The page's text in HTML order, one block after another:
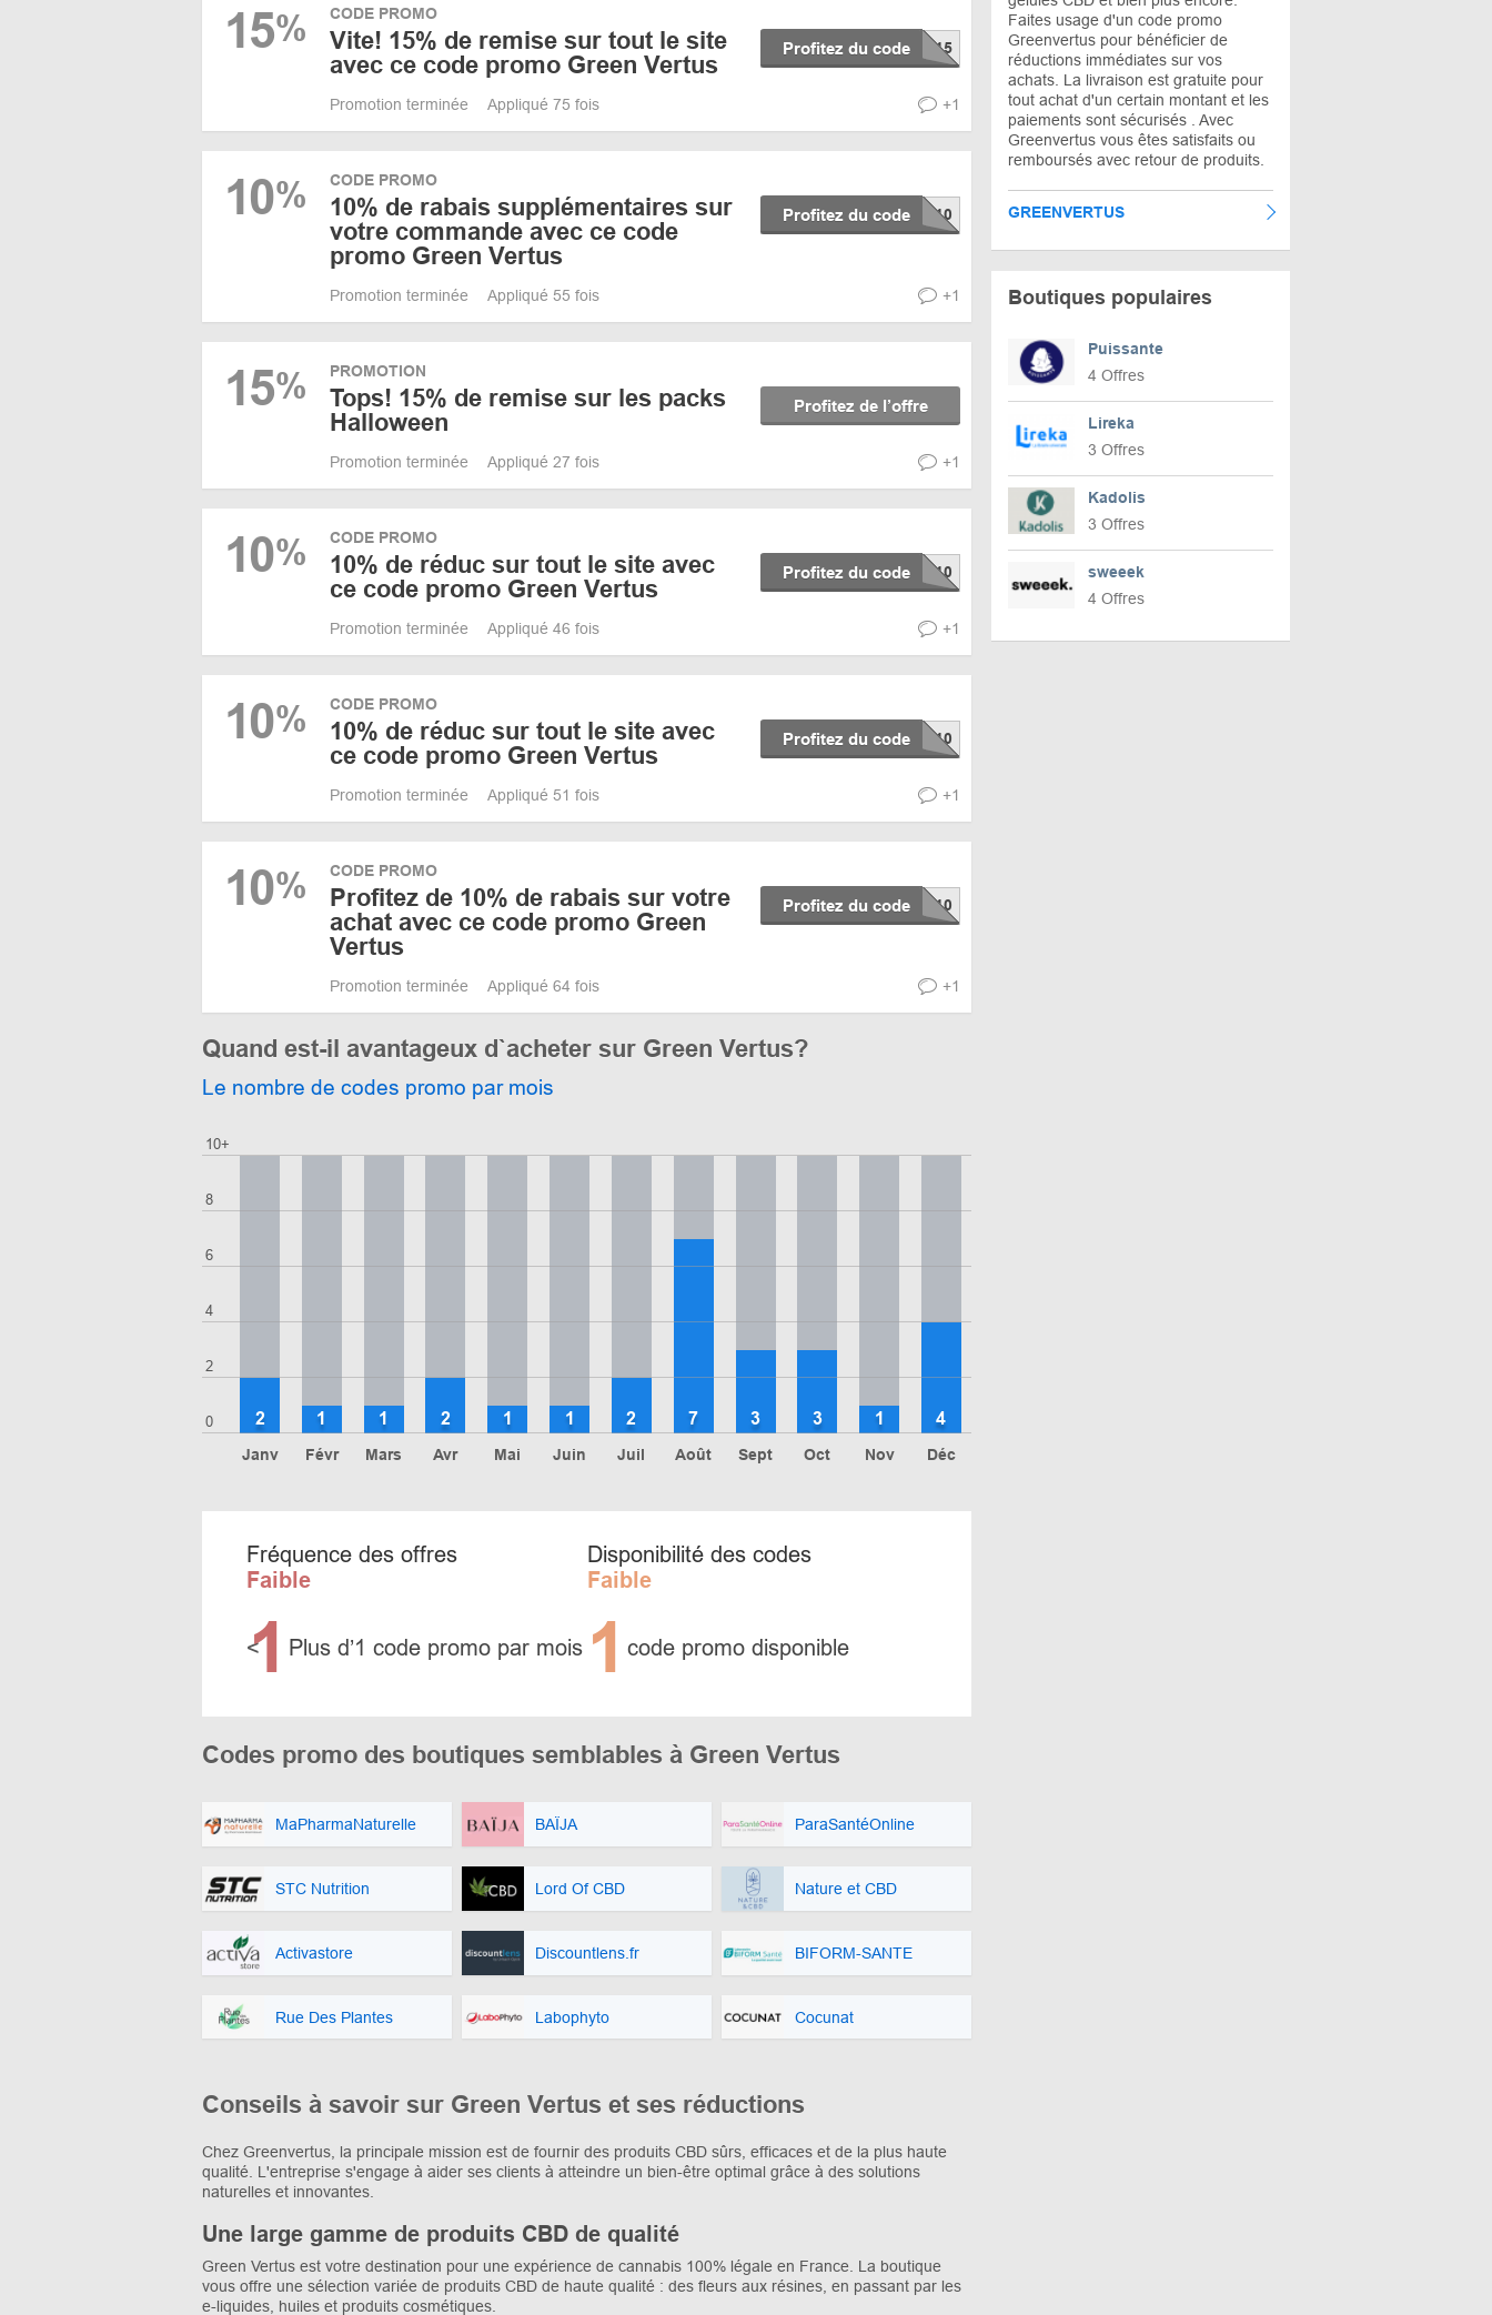
15% CODE PROMO
Vite! 15% de remise sur tout le site
avec ce code promo Green Vertus
Profitez du code
Promotion terminée Appliqué 75 fois +1
10% CODE PROMO
10% de rabais supplémentaires sur
votre commande avec ce code
promo Green Vertus
Profitez du code
Promotion terminée Appliqué 55 fois +1
15% PROMOTION
Tops! 15% de remise sur les packs
Halloween
Profitez de l’offre
Promotion terminée Appliqué 27 fois +1
10% CODE PROMO
10% de réduc sur tout le site avec
ce code promo Green Vertus
Profitez du code
Promotion terminée Appliqué 46 fois +1
10% CODE PROMO
10% de réduc sur tout le site avec
ce code promo Green Vertus
Profitez du code
Promotion terminée Appliqué 51 fois +1
10% CODE PROMO
Profitez de 10% de rabais sur votre
achat avec ce code promo Green
Vertus
Profitez du code
Promotion terminée Appliqué 64 fois +1
Quand est-il avantageux d`acheter sur Green Vertus?
Le nombre de codes promo par mois
0
2
4
6
8
10+
Janv
2
Févr
1
Mars
1
Avr
2
Mai
1
Juin
1
Juil
2
Août
7
Sept
3
Oct
3
Nov
1
Déc
4
Fréquence des offres
Faible
<
1 Plus d’1 code promo par mois
Disponibilité des codes
Faible
1 code promo disponible
Codes promo des boutiques semblables à Green Vertus
MaPharmaNaturelle BAÏJA ParaSantéOnline
STC Nutrition Lord Of CBD Nature et CBD
Activastore Discountlens.fr BIFORM-SANTE
Rue Des Plantes Labophyto Cocunat
Conseils à savoir sur Green Vertus et ses réductions
Chez Greenvertus, la principale mission est de fournir des produits CBD sûrs, efficaces et de la plus haute
qualité. L'entreprise s'engage à aider ses clients à atteindre un bien-être optimal grâce à des solutions
naturelles et innovantes.
Une large gamme de produits CBD de qualité
Green Vertus est votre destination pour une expérience de cannabis 100% légale en France. La boutique
vous offre une sélection variée de produits CBD de haute qualité : des fleurs aux résines, en passant par les
e-liquides, huiles et produits cosmétiques.
Faites usage d'un code promo
Greenvertus pour bénéficier de
réductions immédiates sur vos
achats. La livraison est gratuite pour
tout achat d'un certain montant et les
paiements sont sécurisés . Avec
Greenvertus vous êtes satisfaits ou
remboursés avec retour de produits.
GREENVERTUS
Boutiques populaires
Puissante
4 Offres
Lireka
3 Offres
Kadolis
3 Offres
sweeek
4 Offres